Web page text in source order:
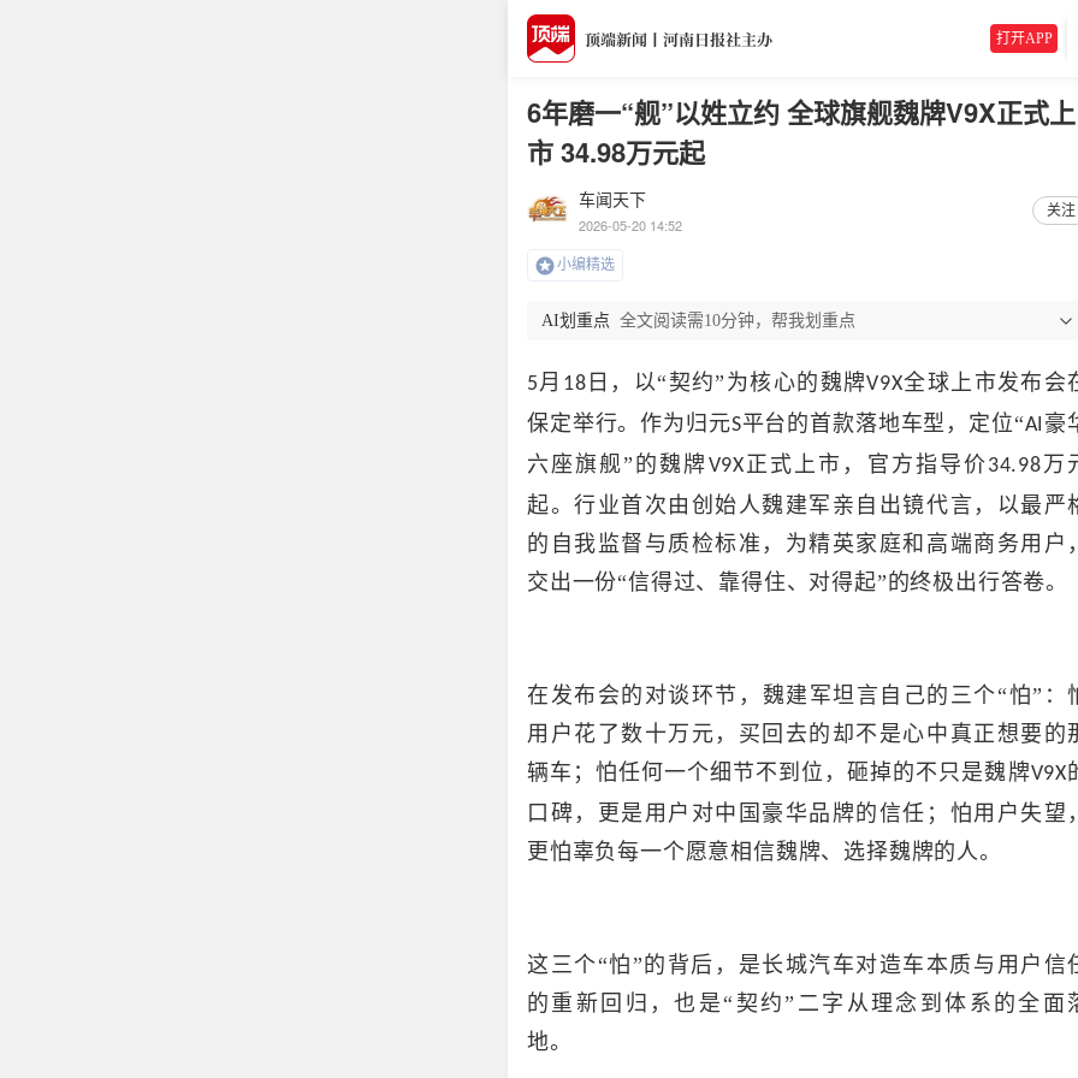
打开APP
6年磨一“舰”以姓立约 全球旗舰魏牌V9X正式上
市 34.98万元起
车闻天下
2026-05-20 14:52
关注
小编精选
AI划重点 全文阅读需10分钟，帮我划重点
5月 18 日，以“契约”为核心的魏牌V9X全球上市发布会
保定举行。作为归元S平台的首款落地车型，定位“AI 豪
六座旗舰”的魏牌V9X正式上市，官方指导价34.98万
起。行业首次由创始人魏建军亲自出镜代言，以最严
的自我监督与质检标准，为精英家庭和高端商务用户，
交出一份“信得过、靠得住、对得起”的终极出行答卷。
在发布会的对谈环节，魏建军坦言自己的三个“怕”：
用户花了数十万元，买回去的却不是心中真正想要的
辆车；怕任何一个细节不到位，砸掉的不只是魏牌V9X
口碑，更是用户对中国豪华品牌的信任；怕用户失望，
更怕辜负每一个愿意相信魏牌、选择魏牌的人。
这三个“怕”的背后，是长城汽车对造车本质与用户信
的重新回归，也是“契约”二字从理念到体系的全面
地。